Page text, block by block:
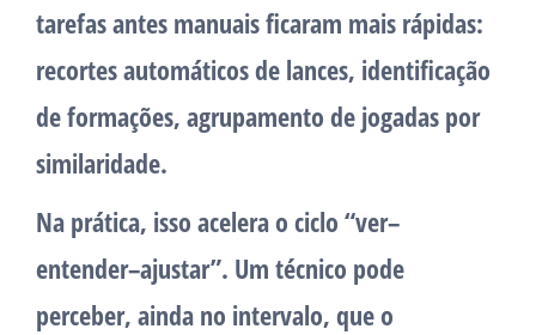
tarefas antes manuais ficaram mais rápidas:
recortes automáticos de lances, identificação
de formações, agrupamento de jogadas por
similaridade.
Na prática, isso acelera o ciclo “ver–
entender–ajustar”. Um técnico pode
perceber, ainda no intervalo, que o